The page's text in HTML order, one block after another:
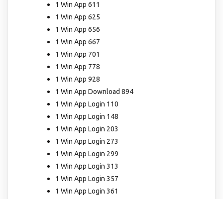
1 Win App 611
1 Win App 625
1 Win App 656
1 Win App 667
1 Win App 701
1 Win App 778
1 Win App 928
1 Win App Download 894
1 Win App Login 110
1 Win App Login 148
1 Win App Login 203
1 Win App Login 273
1 Win App Login 299
1 Win App Login 313
1 Win App Login 357
1 Win App Login 361